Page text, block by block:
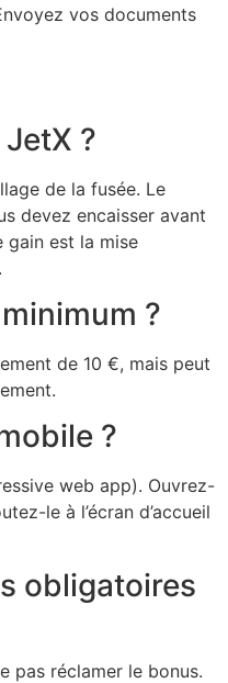
vos documents
?
de la fusée. Le
devez encaisser avant
gain est la mise
?
de 10 €, mais peut
?
web app). Ouvrez-
le à l’écran d’accueil
obligatoires
pas réclamer le bonus.